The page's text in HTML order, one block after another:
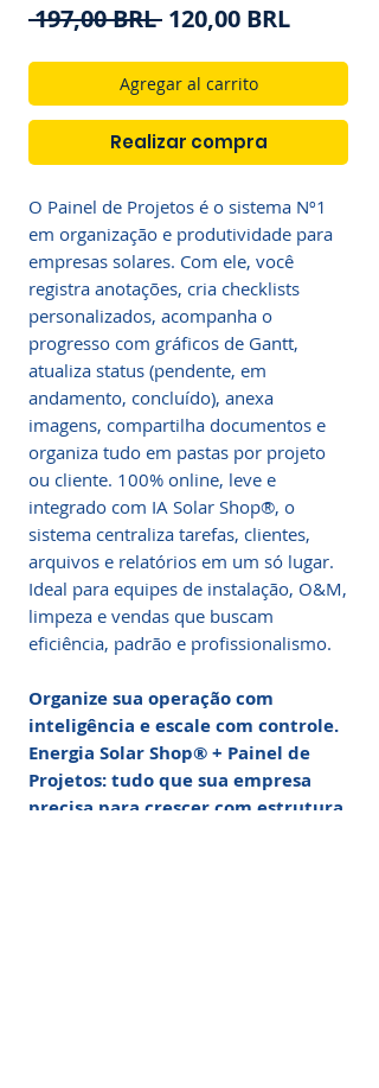
197,00 BRL Precio
120,00 BRLPrecio
oferta
Agregar al carrito
Realizar compra
O Painel de Projetos é o sistema Nº1
em organização e produtividade para
empresas solares. Com ele, você
registra anotações, cria checklists
personalizados, acompanha o
progresso com gráficos de Gantt,
atualiza status (pendente, em
andamento, concluído), anexa
imagens, compartilha documentos e
organiza tudo em pastas por projeto
ou cliente. 100% online, leve e
integrado com IA Solar Shop®, o
sistema centraliza tarefas, clientes,
arquivos e relatórios em um só lugar.
Ideal para equipes de instalação, O&M,
limpeza e vendas que buscam
eficiência, padrão e profissionalismo.
Organize sua operação com
inteligência e escale com controle.
Energia Solar Shop® + Painel de
Projetos: tudo que sua empresa
precisa para crescer com estrutura.